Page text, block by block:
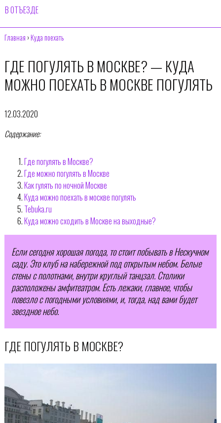
В ОТЪЕЗДЕ
Главная ›Куда поехать
ГДЕ ПОГУЛЯТЬ В МОСКВЕ? — КУДА
МОЖНО ПОЕХАТЬ В МОСКВЕ ПОГУЛЯТЬ
12.03.2020
Содержание:
Где погулять в Москве?
Где можно погулять в Москве
Как гулять по ночной Москве
Куда можно поехать в москве погулять
Tebuka.ru
Куда можно сходить в Москве на выходные?
Если сегодня хорошая погода, то стоит побывать в Нескучном
саду. Это клуб на набережной под открытым небом. Белые
стены с полотнами, внутри круглый танцзал. Столики
расположены амфитеатром. Есть лежаки, главное, чтобы
повезло с погодными условиями, и, тогда, над вами будет
звездное небо.
ГДЕ ПОГУЛЯТЬ В МОСКВЕ?